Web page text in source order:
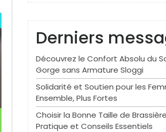
Derniers
Découvrez le Confort Absolu du
Gorge sans Armature Sloggi
Solidarité et Soutien pour les
Ensemble, Plus Fortes
Choisir la Bonne Taille de
Pratique et Conseils Essentiels